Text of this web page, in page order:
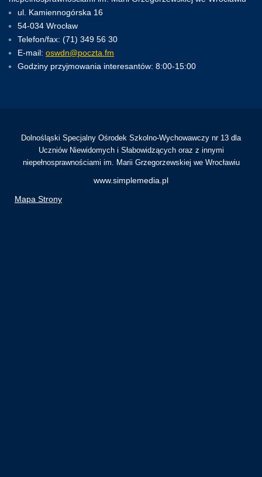
ul. Kamiennogórska 16
54-034 Wrocław
Telefon/fax: (71) 349 56 30
E-mail: oswdn@poczta.fm
Godziny przyjmowania interesantów: 8:00-15:00
Dolnośląski Specjalny Ośrodek Szkolno-Wychowawczy nr 13 dla
Uczniów Niewidomych i Słabowidzących oraz z innymi
niepełnosprawnościami im. Marii Grzegorzewskiej we Wrocławiu
www.simplemedia.pl
Mapa Strony